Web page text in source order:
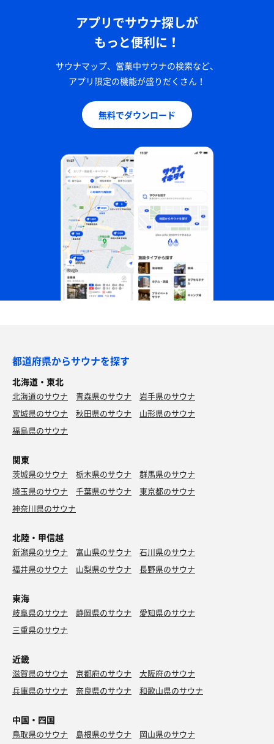
アプリでサウナ探しが
もっと便利に！
サウナマップ、営業中サウナの検索など、
アプリ限定の機能が盛りだくさん！
無料でダウンロード
都道府県からサウナを探す
北海道・東北
北海道のサウナ 青森県のサウナ
岩手県のサウナ
宮城県のサウナ
秋田県のサウナ
山形県のサウナ
福島県のサウナ
関東
茨城県のサウナ 栃木県のサウナ
群馬県のサウナ
埼玉県のサウナ
千葉県のサウナ
東京都のサウナ
神奈川県のサウナ
北陸・甲信越
新潟県のサウナ 富山県のサウナ
石川県のサウナ
福井県のサウナ
山梨県のサウナ 長野県のサウナ
東海
岐阜県のサウナ 静岡県のサウナ
愛知県のサウナ
三重県のサウナ
近畿
滋賀県のサウナ 京都府のサウナ
大阪府のサウナ
兵庫県のサウナ
奈良県のサウナ 和歌山県のサウナ
中国・四国
鳥取県のサウナ 島根県のサウナ
岡山県のサウナ